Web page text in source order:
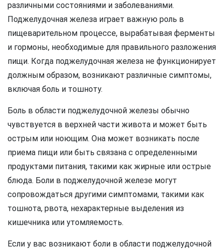
различными состояниями и заболеваниями.
Поджелудочная железа играет важную роль в
пищеварительном процессе, вырабатывая ферменты
и гормоны, необходимые для правильного разложения
пищи. Когда поджелудочная железа не функционирует
должным образом, возникают различные симптомы,
включая боль и тошноту.
Боль в области поджелудочной железы обычно
чувствуется в верхней части живота и может быть
острым или ноющим. Она может возникать после
приема пищи или быть связана с определенными
продуктами питания, такими как жирные или острые
блюда. Боли в поджелудочной железе могут
сопровождаться другими симптомами, такими как
тошнота, рвота, нехарактерные выделения из
кишечника или утомляемость.
Если у вас возникают боли в области поджелудочной